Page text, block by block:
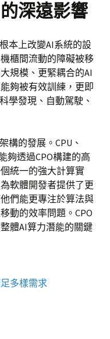
深遠影響
本上改變AI系統的設
櫃間流動的障礙被移
規模、更緊耦合的AI
夠被有效訓練，更即
學發現、自動駕駛、
構的發展。CPU、
夠透過CPO構建的高
統一的強大計算實
軟體開發者提供了更
們能更專注於算法與
動的效率問題。CPO
體AI算力潛能的關鍵
足多樣需求